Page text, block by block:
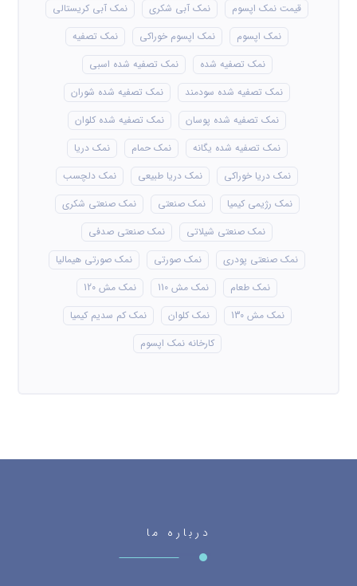
قیمت نمک اپسوم
نمک آبی شکری
نمک آبی کریستالی
نمک اپسوم
نمک اپسوم خوراکی
نمک تصفیه
نمک تصفیه شده
نمک تصفیه شده اسبی
نمک تصفیه شده سودمند
نمک تصفیه شده شوران
نمک تصفیه شده پوسان
نمک تصفیه شده کلوان
نمک تصفیه شده یگانه
نمک حمام
نمک دریا
نمک دریا خوراکی
نمک دریا طبیعی
نمک دلچسب
نمک رژیمی کیمیا
نمک صنعتی
نمک صنعتی شکری
نمک صنعتی شیلاتی
نمک صنعتی صدفی
نمک صنعتی پودری
نمک صورتی
نمک صورتی هیمالیا
نمک طعام
نمک مش 110
نمک مش 120
نمک مش 130
نمک کلوان
نمک کم سدیم کیمیا
کارخانه نمک اپسوم
درباره ما